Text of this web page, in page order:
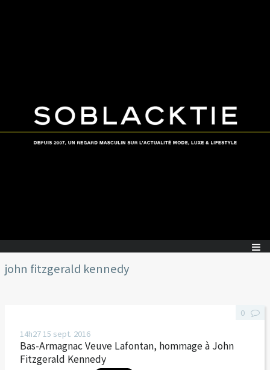
john fitzgerald kennedy
14h2715 sept. 2016
Bas-Armagnac Veuve Lafontan, hommage à John
Fitzgerald Kennedy
0